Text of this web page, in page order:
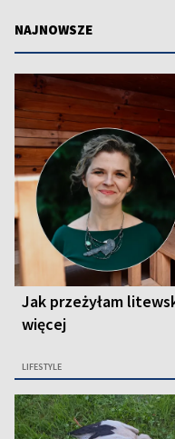
NAJNOWSZE
Jak przeżyłam
więcej
LIFESTYLE